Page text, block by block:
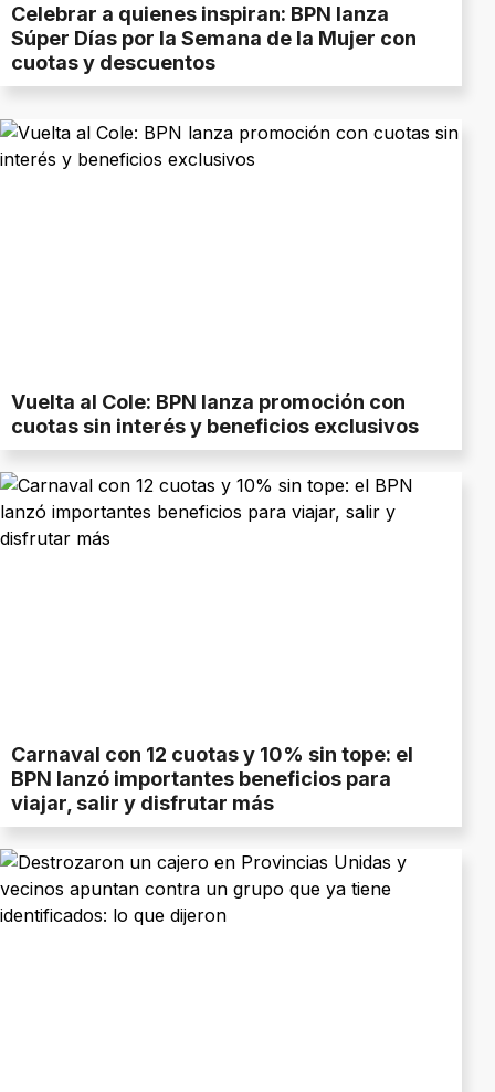
Celebrar a quienes inspiran: BPN lanza
Súper Días por la Semana de la Mujer con
cuotas y descuentos
Vuelta al Cole: BPN lanza promoción con
cuotas sin interés y beneficios exclusivos
Carnaval con 12 cuotas y 10% sin tope: el
BPN lanzó importantes beneficios para
viajar, salir y disfrutar más